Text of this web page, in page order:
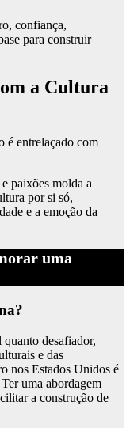
confiança,
para construir
a Cultura
é entrelaçado com
paixões molda a
por si só,
e a emoção da
uma
desafiador,
e das
nos Estados Unidos é
uma abordagem
a construção de